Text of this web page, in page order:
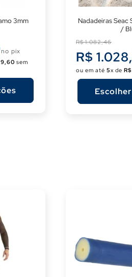
3mm
no pix
sem
Nadadeiras Seac
/
Preço
normal
R$ 1.082,46
R$
ou em até 5x de